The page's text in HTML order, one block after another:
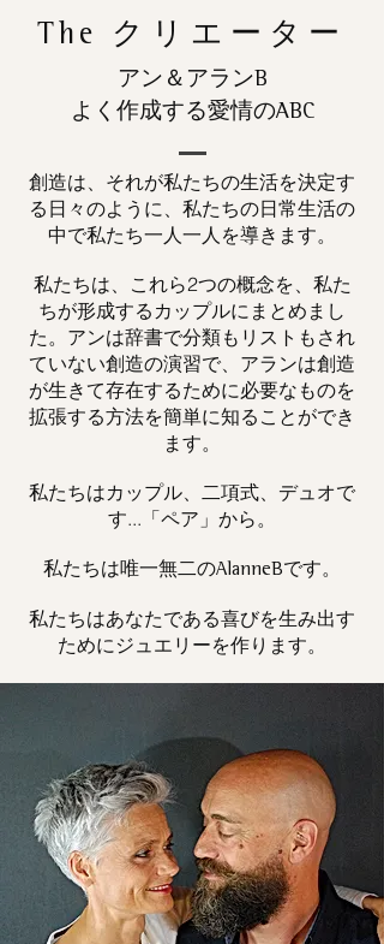
The クリエーター
アン＆アランB
よく作成する愛情のABC
創造は、それが私たちの生活を決定す
る日々のように、私たちの日常生活の
中で私たち一人一人を導きます。
私たちは、これら2つの概念を、私た
ちが形成するカップルにまとめまし
た。アンは辞書で分類もリストもされ
ていない創造の演習で、アランは創造
が生きて存在するために必要なものを
拡張する方法を簡単に知ることができ
ます。
私たちはカップル、二項式、デュオで
す...「ペア」から。
私たちは唯一無二のAlanneBです。
私たちはあなたである喜びを生み出す
ためにジュエリーを作ります。